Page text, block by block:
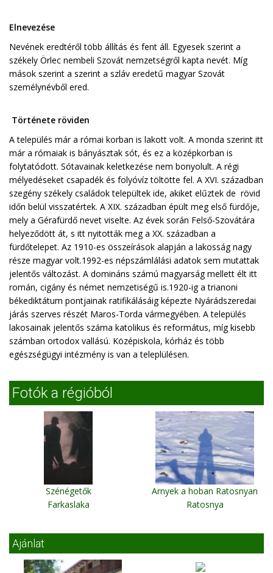
Elnevezése
Nevének eredtéről több állítás és fent áll. Egyesek szerint a
székely Örlec nembeli Szovát nemzetségről kapta nevét. Míg
mások szerint a szerint a szláv eredetű magyar Szovát
személynévből ered.
Története röviden
A település már a római korban is lakott volt. A monda szerint itt
már a rómaiak is bányásztak sót, és ez a középkorban is
folytatódott. Sótavainak keletkezése nem bonyolult. A régi
mélyedéseket csapadék és folyóvíz töltötte fel. A XVI. században
szegény székely családok települtek ide, akiket elűztek de rövid
időn belül visszatértek. A XIX. században épült meg első fürdője,
mely a Gérafürdő nevet viselte. Az évek során Felső-Szovátára
helyeződött át, s itt nyitották meg a XX. században a
fürdőtelepet. Az 1910-es összeírások alapján a lakosság nagy
része magyar volt.1992-es népszámlálási adatok sem mutattak
jelentős változást. A domináns számú magyarság mellett élt itt
román, cigány és német nemzetiségű is.1920-ig a trianoni
békediktátum pontjainak ratifikálásáig képezte Nyárádszeredai
járás szerves részét Maros-Torda vármegyében. A település
lakosainak jelentős száma katolikus és református, míg kisebb
számban ortodox vallású. Középiskola, kórház és több
egészségügyi intézmény is van a teleplülésen.
Fotók a régióból
Szénégetők
Farkaslaka
Arnyek a hoban Ratosnyan
Ratosnya
Ajánlat